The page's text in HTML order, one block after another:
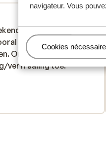
navigateur. Vous
Gérer
Cookies
ligging. Toch
de formule voor het
Ontbijt blijft zeer
verfraaiing toe.
ligging. Toch
de formule voor het
Ontbijt blijft zeer
verfraaiing toe.